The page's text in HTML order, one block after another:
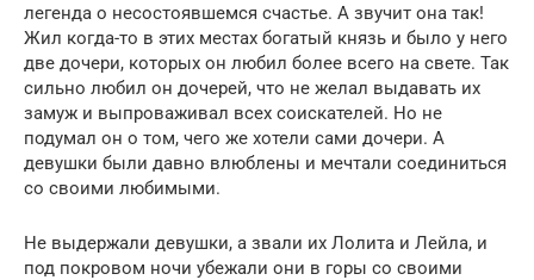
легенда о несостоявшемся счастье. А звучит она так!
Жил когда-то в этих местах богатый князь и было у него
две дочери, которых он любил более всего на свете. Так
сильно любил он дочерей, что не желал выдавать их
замуж и выпроваживал всех соискателей. Но не
подумал он о том, чего же хотели сами дочери. А
девушки были давно влюблены и мечтали соединиться
со своими любимыми.
Не выдержали девушки, а звали их Лолита и Лейла, и
под покровом ночи убежали они в горы со своими